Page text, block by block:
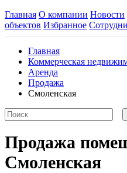
Главная О компании Новости
объектов Избранное
Главная
Коммерческая
Аренда
Продажа
Смоленская
Продажа
Смоленская